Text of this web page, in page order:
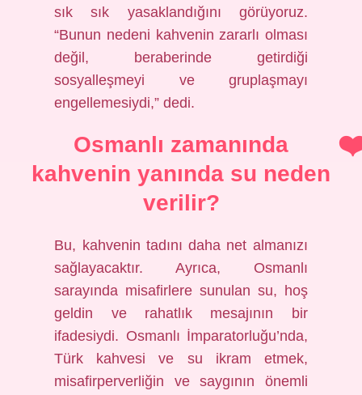
sık sık yasaklandığını görüyoruz.
“Bunun nedeni kahvenin zararlı olması
değil, beraberinde getirdiği
sosyalleşmeyi ve gruplaşmayı
engellemesiydi,” dedi.
Osmanlı zamanında
kahvenin yanında su neden
verilir?
Bu, kahvenin tadını daha net almanızı
sağlayacaktır. Ayrıca, Osmanlı
sarayında misafirlere sunulan su, hoş
geldin ve rahatlık mesajının bir
ifadesiydi. Osmanlı İmparatorluğu’nda,
Türk kahvesi ve su ikram etmek,
misafirperverliğin ve saygının önemli